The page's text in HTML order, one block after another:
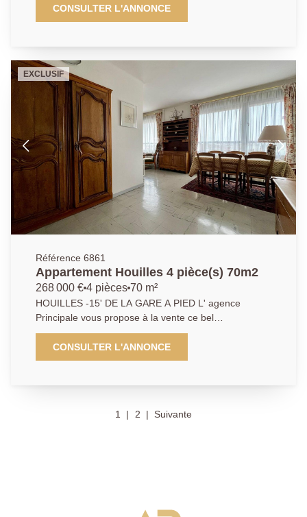
bon état divisé en 2 salles de restaurant, cuisine avec
extracteur,
CONSULTER L'ANNONCE
EXCLUSIF
Référence 6861
Appartement Houilles 4 pièce(s) 70m2
268 000 € 4 pièces 70 m²
HOUILLES -15' DE LA GARE A PIED L' agence
Principale vous propose à la vente ce bel
appartement lumineux au 6ème étage belle vue
dégagée et 2 ascenseurs - le bien se compose de la
manière suivante : une entrée, séjour double, cuisine
informations sur les risques auxquels ce bien est
CONSULTER L'ANNONCE
1 2 Suivante